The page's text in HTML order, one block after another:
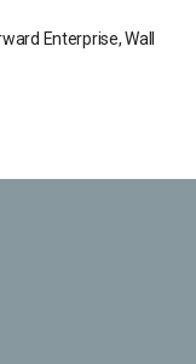
Enterprise, Wall